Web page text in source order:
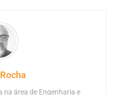
área de Engenharia e